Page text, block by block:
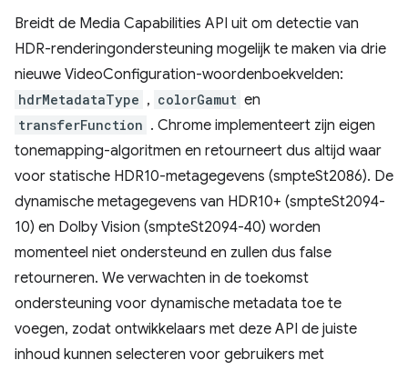
Breidt de Media Capabilities API uit om detectie van
HDR-renderingondersteuning mogelijk te maken via drie
nieuwe VideoConfiguration-woordenboekvelden:
hdrMetadataType , colorGamut en
transferFunction . Chrome implementeert zijn eigen
tonemapping-algoritmen en retourneert dus altijd waar
voor statische HDR10-metagegevens (smpteSt2086). De
dynamische metagegevens van HDR10+ (smpteSt2094-
10) en Dolby Vision (smpteSt2094-40) worden
momenteel niet ondersteund en zullen dus false
retourneren. We verwachten in de toekomst
ondersteuning voor dynamische metadata toe te
voegen, zodat ontwikkelaars met deze API de juiste
inhoud kunnen selecteren voor gebruikers met